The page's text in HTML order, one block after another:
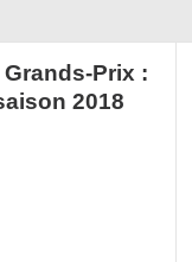
Prix :
2018